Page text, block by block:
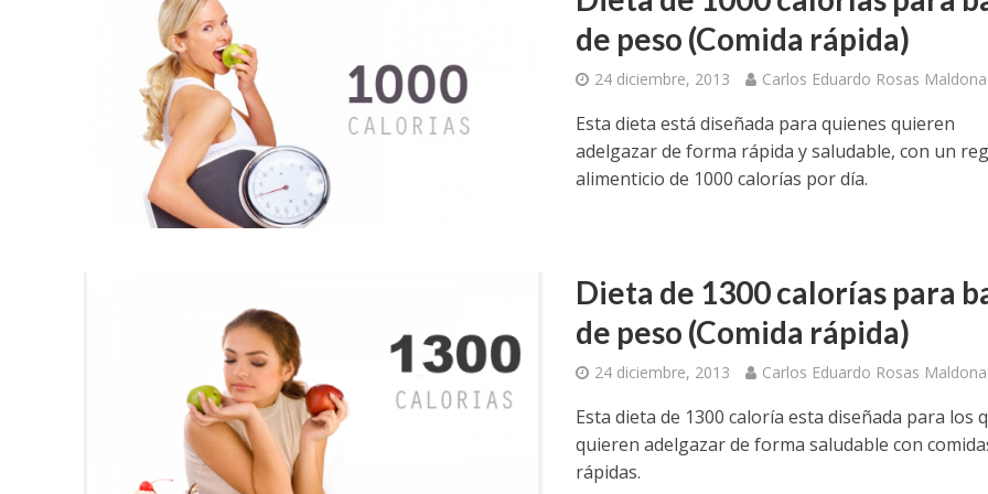
de peso (Comida rápida)
24 diciembre, 2013 Carlos Eduardo Rosas
Esta dieta está diseñada para quienes quieren
adelgazar de forma rápida y saludable, con un
alimenticio de 1000 calorías por día.
Dieta de 1300 calorías para
de peso (Comida rápida)
24 diciembre, 2013 Carlos Eduardo Rosas
Esta dieta de 1300 caloría esta diseñada para los
quieren adelgazar de forma saludable con
rápidas.